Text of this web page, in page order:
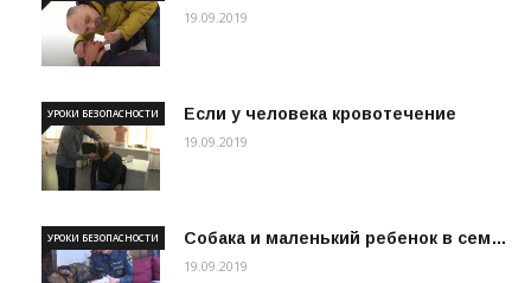
19.09.2019
Если у человека кровотечение
УРОКИ БЕЗОПАСНОСТИ
19.09.2019
Собака и маленький ребенок в сем…
УРОКИ БЕЗОПАСНОСТИ
19.09.2019